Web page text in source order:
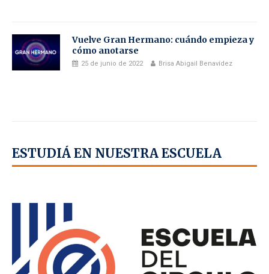
Vuelve Gran Hermano: cuándo empieza y
cómo anotarse
25 de junio de 2022 Brisa Abigail Benavídez
ESTUDIÁ EN NUESTRA ESCUELA